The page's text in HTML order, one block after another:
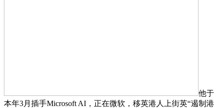
他于
本年3月插手Microsoft AI，正在微软，移英港人上街英“遏制港